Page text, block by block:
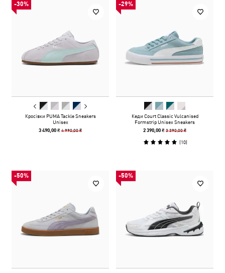
-30%
Кросівки PUMA Tackle Sneakers
Unisex
3 490,00 ₴4 990,00 ₴
-29%
Кеди Court Classic Vulcanised
Formstrip Unisex Sneakers
2 390,00 ₴3 390,00 ₴
(10)
-50% -50%